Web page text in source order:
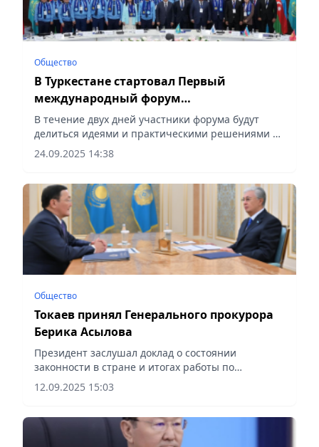
Общество
В Туркестане стартовал Первый
международный форум
государственных обвинителей
В течение двух дней участники форума будут
делиться идеями и практическими решениями в
области защиты прав человека,
сообщает Vecher.kz.
24.09.2025 14:38
Общество
Токаев принял Генерального прокурора
Берика Асылова
Президент заслушал доклад о состоянии
законности в стране и итогах работы по
приоритетным направлениям надзорной
деятельности, сообщает Vecher.kz.
12.09.2025 15:03